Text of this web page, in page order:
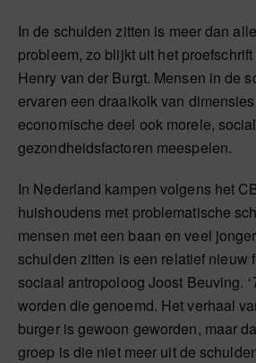
In de schulden zitten is meer dan
probleem, zo blijkt uit het
Henry van der Burgt. Mensen in de
ervaren een draaikolk van
economische deel ook morele,
gezondheidsfactoren meespelen.
In Nederland kampen volgens het
huishoudens met problematische
mensen met een baan en veel
schulden zitten is een relatief nieuw
sociaal antropoloog Joost Beuving. ‘
worden die genoemd. Het verhaal
burger is gewoon geworden, maar
groep is die niet meer uit de